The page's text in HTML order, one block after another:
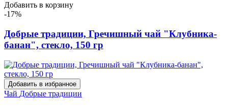
Добавить в корзину
-17%
Добрые традиции, Гречишный чай "Клубника-
банан", стекло, 150 гр
Добавить в избранное
Чай Добрые традиции